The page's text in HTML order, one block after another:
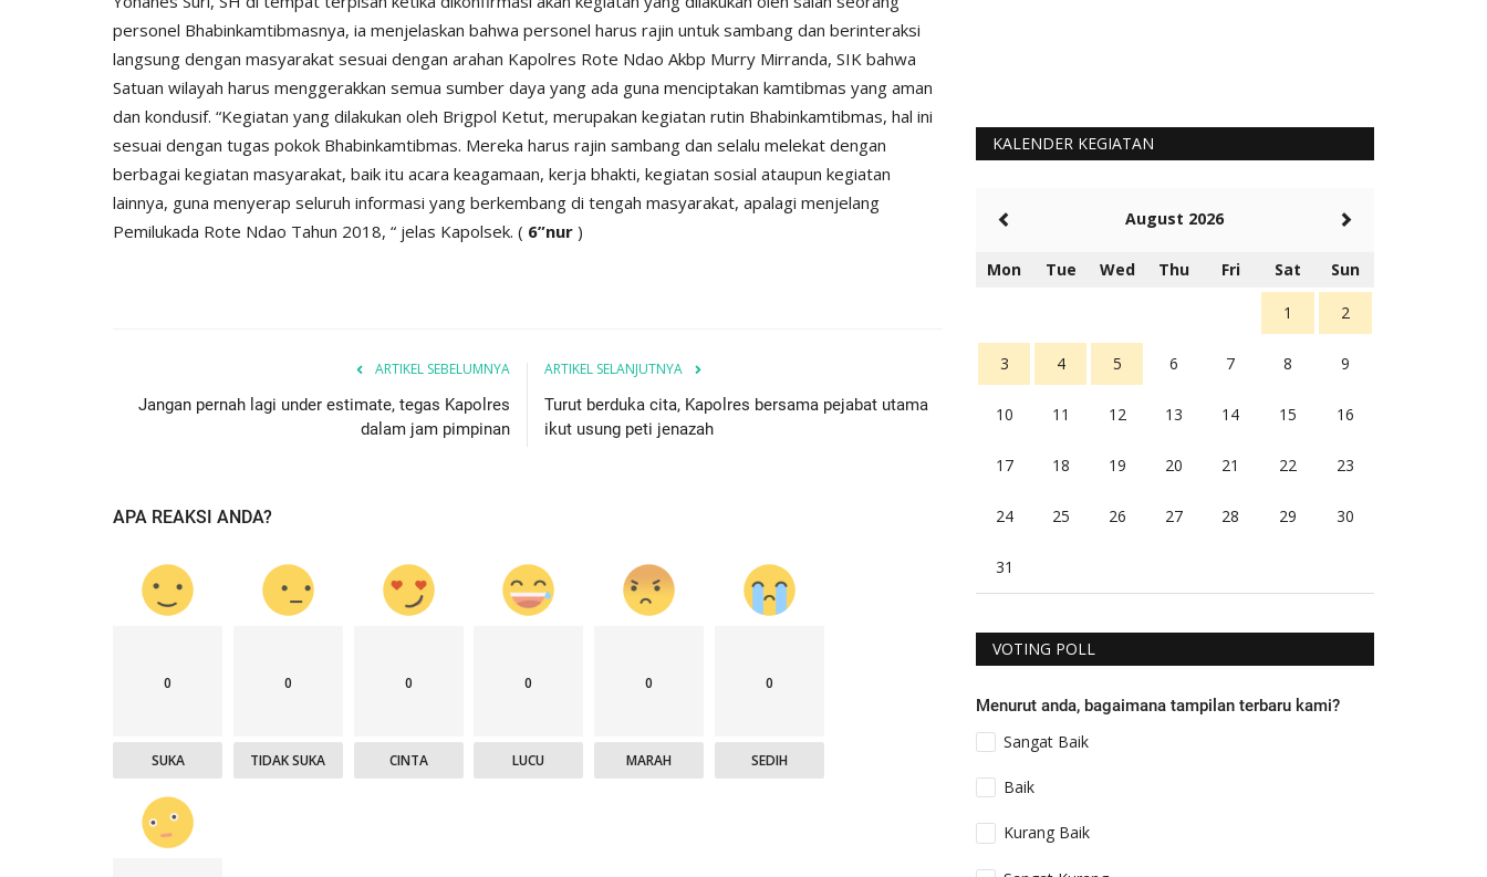
personel Bhabinkamtibmasnya, ia menjelaskan bahwa personel harus rajin untuk sambang dan berinteraksi
langsung dengan masyarakat sesuai dengan arahan Kapolres Rote Ndao Akbp Murry Mirranda, SIK bahwa
Satuan wilayah harus menggerakkan semua sumber daya yang ada guna menciptakan kamtibmas yang aman
dan kondusif. “Kegiatan yang dilakukan oleh Brigpol Ketut, merupakan kegiatan rutin Bhabinkamtibmas, hal ini
sesuai dengan tugas pokok Bhabinkamtibmas. Mereka harus rajin sambang dan selalu melekat dengan
berbagai kegiatan masyarakat, baik itu acara keagamaan, kerja bhakti, kegiatan sosial ataupun kegiatan
lainnya, guna menyerap seluruh informasi yang berkembang di tengah masyarakat, apalagi menjelang
Pemilukada Rote Ndao Tahun 2018, “ jelas Kapolsek. ( 6”nur )
ARTIKEL SEBELUMNYA
Jangan pernah lagi under estimate, tegas Kapolres
dalam jam pimpinan
ARTIKEL SELANJUTNYA
Turut berduka cita, Kapolres bersama pejabat utama
ikut usung peti jenazah
APA REAKSI ANDA?
0
SUKA
0
TIDAK SUKA
0
CINTA
0
LUCU
0
MARAH
0
SEDIH
KALENDER KEGIATAN
August 2026
Mon Tue Wed Thu Fri Sat Sun
1 2
3 4 5 6 7 8 9
10 11 12 13 14 15 16
17 18 19 20 21 22 23
24 25 26 27 28 29 30
31
VOTING POLL
Menurut anda, bagaimana tampilan terbaru kami?
Sangat Baik
Baik
Kurang Baik